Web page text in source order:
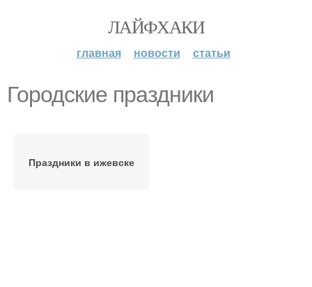
ЛАЙФХАКИ
главная новости статьи
Городские праздники
Праздники в ижевске